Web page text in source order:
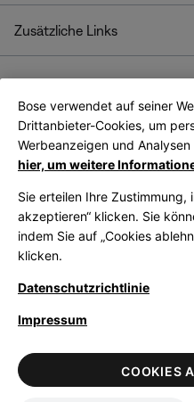
Zusätzliche Links
Bose App
LegalDatenschutzrichtlinie
Bose verwendet auf seiner
Drittanbieter-Cookies, um
Werbeanzeigen und
hier, um weitere
Sie erteilen Ihre Zustimmung,
akzeptieren“ klicken. Sie
indem Sie auf „Cookies
klicken.
Datenschutzrichtlinie
Impressum
COOKIES